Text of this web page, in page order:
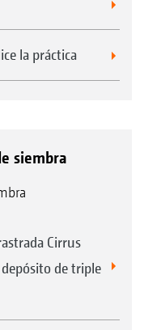
la práctica
siembra
Cirrus
de triple